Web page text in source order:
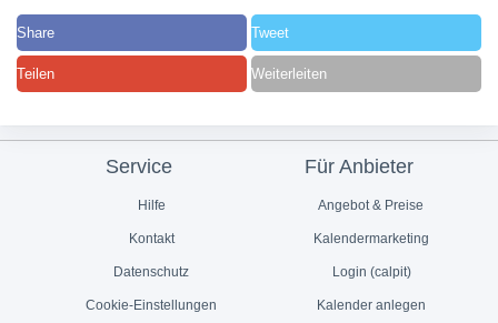
Share Tweet
Teilen Weiterleiten
Service
Hilfe
Kontakt
Datenschutz
Cookie-Einstellungen
Für Anbieter
Angebot & Preise
Kalendermarketing
Login (calpit)
Kalender anlegen